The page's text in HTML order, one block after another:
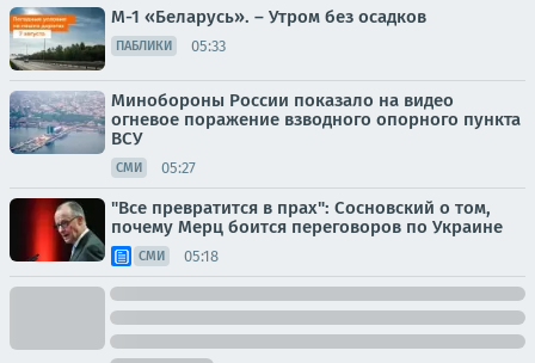
М-1 «Беларусь». – Утром без осадков
ПАБЛИКИ 05:33
Минобороны России показало на видео
огневое поражение взводного опорного пункта
ВСУ
СМИ 05:27
"Все превратится в прах": Сосновский о том,
почему Мерц боится переговоров по Украине
СМИ 05:18